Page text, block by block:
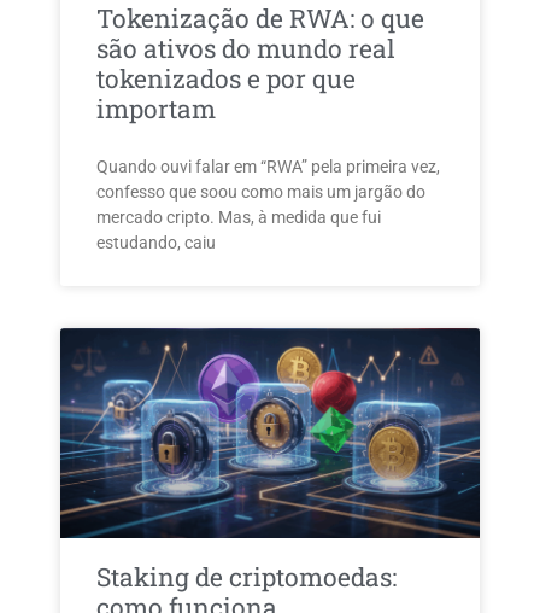
Tokenização de RWA: o que
são ativos do mundo real
tokenizados e por que
importam
Quando ouvi falar em “RWA” pela primeira vez,
confesso que soou como mais um jargão do
mercado cripto. Mas, à medida que fui
estudando, caiu
Staking de criptomoedas: